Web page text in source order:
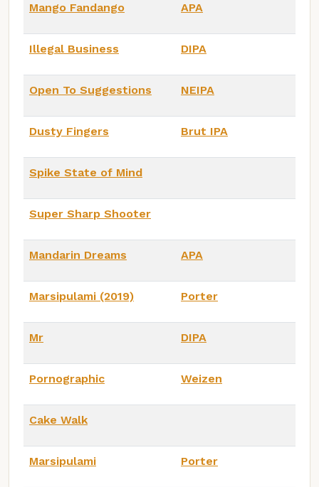
Mango Fandango APA
Illegal Business DIPA
Open To Suggestions NEIPA
Dusty Fingers Brut IPA
Spike State of Mind
Super Sharp Shooter
Mandarin Dreams APA
Marsipulami (2019) Porter
Mr DIPA
Pornographic Weizen
Cake Walk
Marsipulami Porter